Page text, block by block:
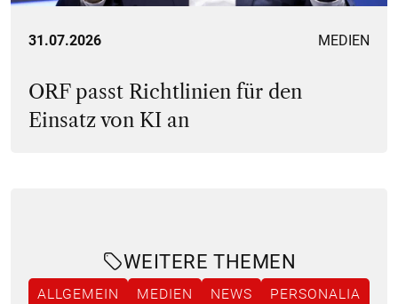
31.07.2026 MEDIEN
ORF passt Richtlinien für den
Einsatz von KI an
WEITERE THEMEN
ALLGEMEIN MEDIEN NEWS
PERSONALIA